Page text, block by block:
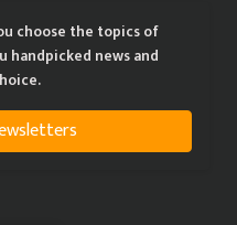
choose the topics of
handpicked news and